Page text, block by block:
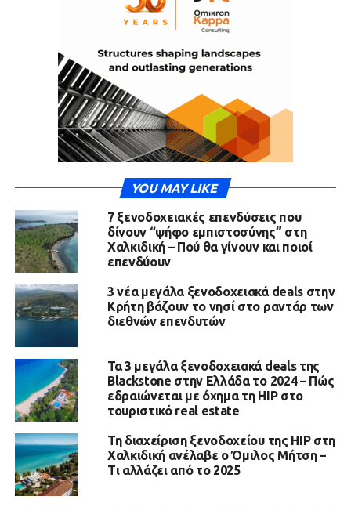
YOU MAY LIKE
7 ξενοδοχειακές επενδύσεις που
δίνουν “ψήφο εμπιστοσύνης” στη
Χαλκιδική – Πού θα γίνουν και ποιοί
επενδύουν
3 νέα μεγάλα ξενοδοχειακά deals στην
Κρήτη βάζουν το νησί στο ραντάρ των
διεθνών επενδυτών
Τα 3 μεγάλα ξενοδοχειακά deals της
Blackstone στην Ελλάδα το 2024 – Πώς
εδραιώνεται με όχημα τη HIP στο
τουριστικό real estate
Τη διαχείριση ξενοδοχείου της HIP στη
Χαλκιδική ανέλαβε ο Όμιλος Μήτση –
Τι αλλάζει από το 2025